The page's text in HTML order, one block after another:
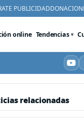
PUBLICIDAD
online Tendencias
relacionadas